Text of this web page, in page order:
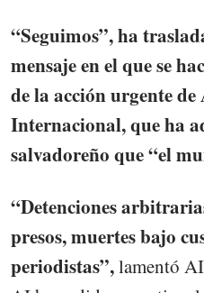
“Seguimos”, ha
mensaje en el que se
de la acción urgente
Internacional, que ha
salvadoreño que “el
“Detenciones
presos, muertes bajo
periodistas”,lamentó